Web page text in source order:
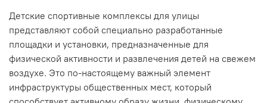
Детские спортивные комплексы для улицы
представляют собой специально разработанные
площадки и установки, предназначенные для
физической активности и развлечения детей на свежем
воздухе. Это по-настоящему важный элемент
инфраструктуры общественных мест, который